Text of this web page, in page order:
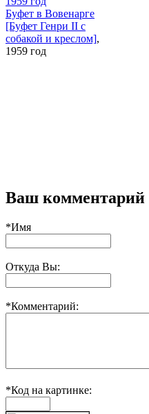
Буфет в Вовенарге
[Буфет Генри II с
собакой и креслом],
1959 год
Ваш комментарий
*Имя
Откуда Вы:
*Комментарий:
*Код на картинке: